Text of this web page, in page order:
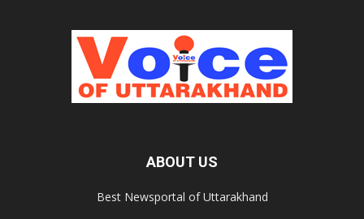
ABOUT US
Best Newsportal of Uttarakhand